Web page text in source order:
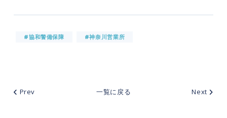
#協和警備保障 #神奈川営業所
Prev 一覧に戻る Next